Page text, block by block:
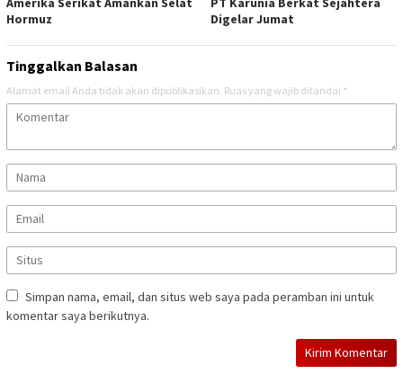
Hormuz
Digelar Jumat
Tinggalkan Balasan
Alamat email Anda tidak akan dipublikasikan. Ruas yang wajib ditandai *
Simpan nama, email, dan situs web saya pada peramban ini untuk
komentar saya berikutnya.